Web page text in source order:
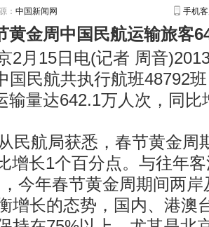
： 中国新闻网 手机
黄金周中国民航运输旅客
15日电(记者 周音
国民航共执行航班48792
输量达642.1万人次，同比
航局获悉，春节黄金周
增长1个百分点。与往年
今年春节黄金周期间两
增长的态势，国内、港澳